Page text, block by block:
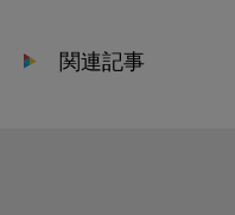
05関連記事